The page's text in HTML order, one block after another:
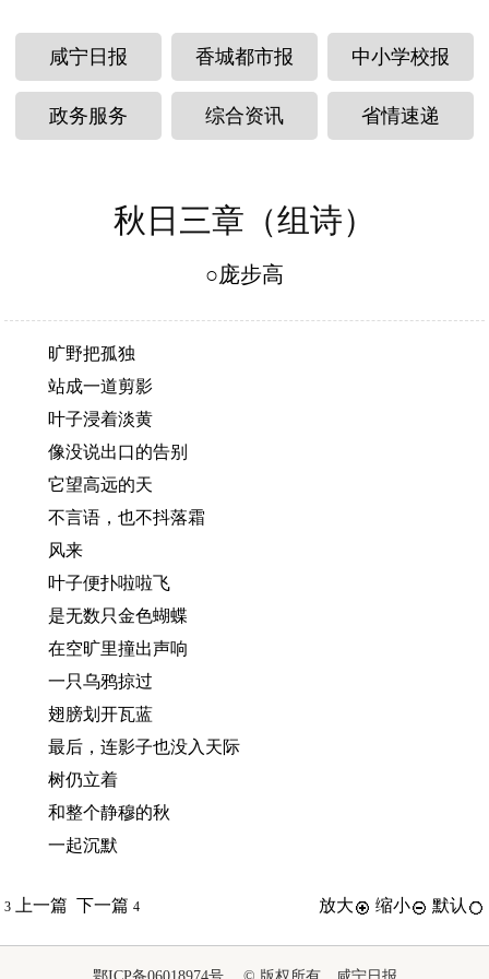
咸宁日报 香城都市报 中小学校报
政务服务 综合资讯 省情速递
秋日三章（组诗）
○庞步高
旷野把孤独
站成一道剪影
叶子浸着淡黄
像没说出口的告别
它望高远的天
不言语，也不抖落霜
风来
叶子便扑啦啦飞
是无数只金色蝴蝶
在空旷里撞出声响
一只乌鸦掠过
翅膀划开瓦蓝
最后，连影子也没入天际
树仍立着
和整个静穆的秋
一起沉默
3 上一篇 下一篇4 放大 缩小 默认